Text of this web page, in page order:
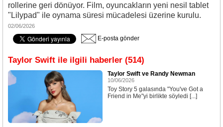
rollerine geri dönüyor. Film, oyuncakların yeni nesil tablet
"Lilypad" ile oynama süresi mücadelesi üzerine kurulu.
02/06/2026
E-posta gönder
Taylor Swift ile ilgili haberler (514)
Taylor Swift ve Randy Newman
10/06/2026
Toy Story 5 galasında "You've Got a
Friend in Me"yi birlikte söyledi [...]